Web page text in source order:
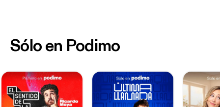
Sólo en Podimo